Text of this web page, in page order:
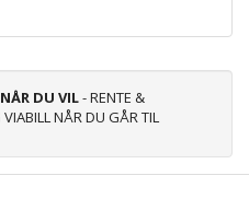
DU VIL- RENTE &
NÅR DU GÅR TIL